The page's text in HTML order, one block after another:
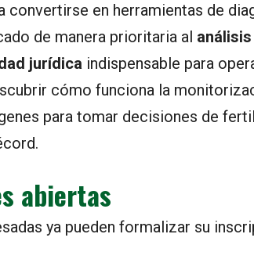
convertirse en herramientas de
de manera prioritaria al
jurídica indispensable para
cómo funciona la
para tomar decisiones de
abiertas
ya pueden formalizar su